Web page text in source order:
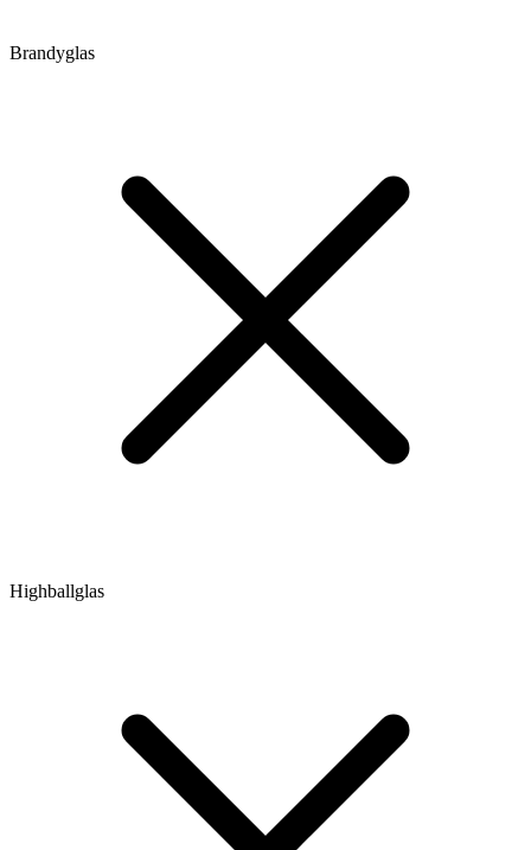
Brandyglas
Highballglas